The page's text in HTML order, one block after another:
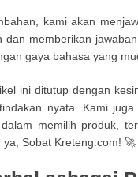
kami akan
dan memberikan
gaya bahasa yang
ini ditutup dengan
nyata. Kami
memilih produk,
ya, Sobat Kreteng.com! 🚀